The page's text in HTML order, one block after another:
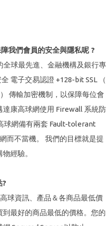
我們會員的安全與隱私呢 ?
球最先進、金融機構及銀行專
電子交易認證 +128-bit SSL （
傳輸加密機制，以保障每位會
達康高球網使用 Firewall 系統防
球網備有兩套 Fault-tolerant
而不當機。 我們的目標就是提
經驗。
?
球資訊、產品＆各商品最低價
最好的商品最低的價格。您的